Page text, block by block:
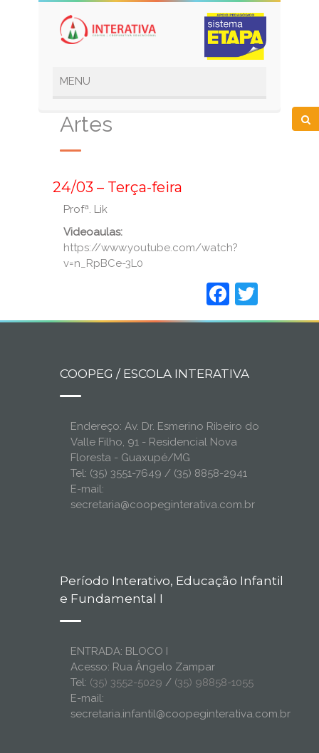
Artes
24/03 – Terça-feira
Profª. Lik
Videoaulas:
https://www.youtube.com/watch?
v=n_RpBCe-3L0
COOPEG / ESCOLA INTERATIVA
Endereço: Av. Dr. Esmerino Ribeiro do
Valle Filho, 91 - Residencial Nova
Floresta - Guaxupé/MG
Tel: (35) 3551-7649 / (35) 8858-2941
E-mail:
secretaria@coopeginterativa.com.br
Período Interativo, Educação Infantil
e Fundamental I
ENTRADA: BLOCO I
Acesso: Rua Ângelo Zampar
Tel: (35) 3552-5029 / (35) 98858-1055
E-mail:
secretaria.infantil@coopeginterativa.com.br